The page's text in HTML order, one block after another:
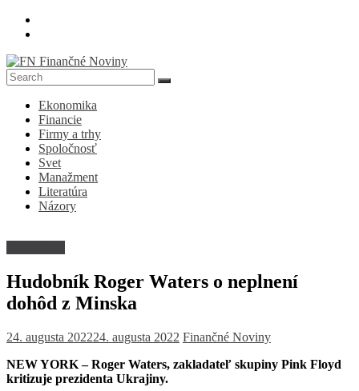
Skip
FN
Finančné
Noviny
Denník
ekonomike
spoločnosti
Ekonomika
Financie
Firmy a trhy
Spoločnosť
Svet
Manažment
Literatúra
Názory
Hudobník Roger Waters o neplnení
dohôd z Minska
24. augusta 202224. augusta 2022 Finančné Noviny
NEW YORK – Roger Waters, zakladateľ skupiny Pink Floyd
kritizuje prezidenta Ukrajiny.